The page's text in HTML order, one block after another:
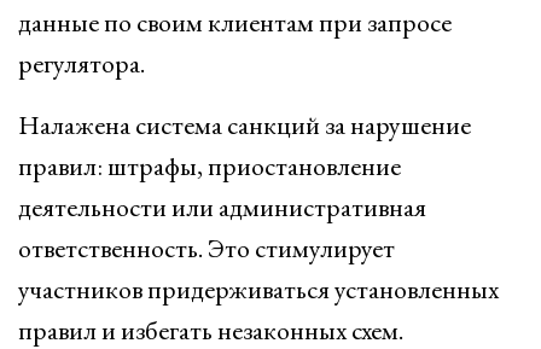
данные по своим клиентам при запросе
регулятора.
Налажена система санкций за нарушение
правил: штрафы, приостановление
деятельности или административная
ответственность. Это стимулирует
участников придерживаться установленных
правил и избегать незаконных схем.